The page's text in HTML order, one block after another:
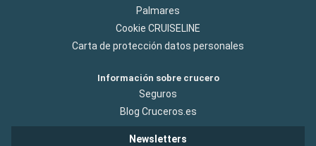
Palmares
Cookie CRUISELINE
Carta de protección datos personales
Información sobre crucero
Seguros
Blog Cruceros.es
Newsletters